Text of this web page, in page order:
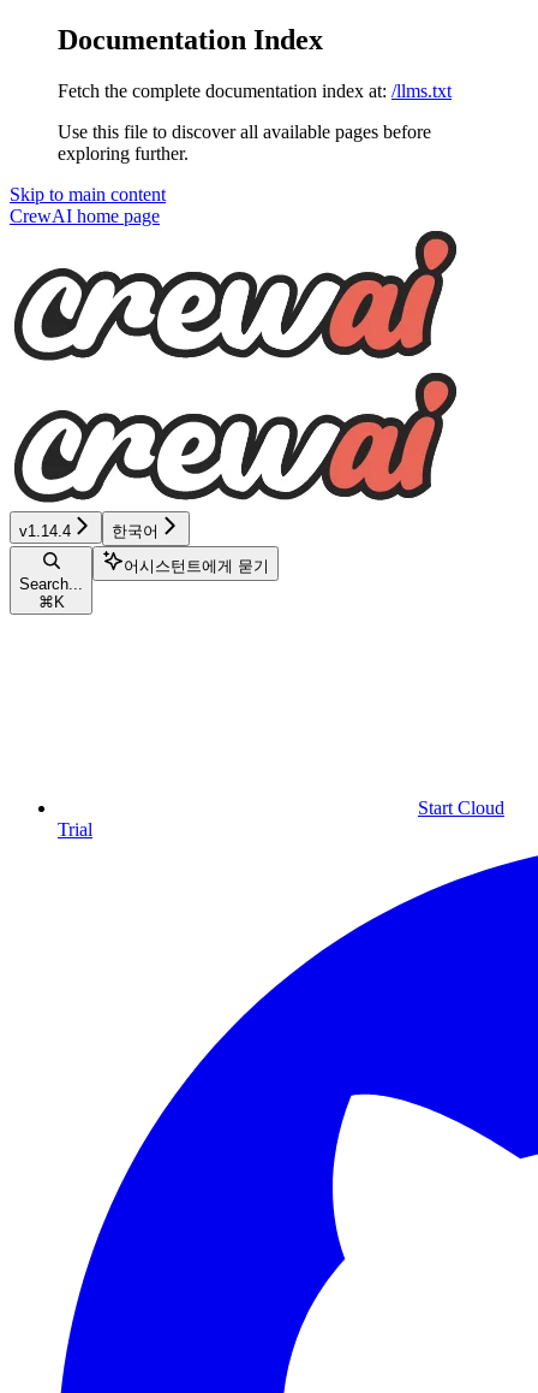
Documentation Index
Fetch the complete documentation index at: /llms.txt
Use this file to discover all available pages before
exploring further.
Skip to main content
CrewAI home page
v1.14.4 한국어
Search...
⌘ K
어시스턴트에게 묻기
Start Cloud
Trial